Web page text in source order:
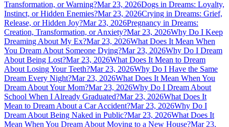
Transformation, or Warning?Mar 23, 2026Dogs in Dreams: Loyalty,
Instinct, or Hidden Enemies?Mar 23, 2026Crying in Dreams: Grief,
Release, or Hidden Joy?Mar 23, 2026Pregnancy in Dreams:
Creation, Transformation, or Anxiety?Mar 23, 2026Why Do I Keep
Dreaming About My Ex?Mar 23, 2026What Does It Mean When
You Dream About Someone Dying?Mar 23, 2026Why Do I Dream
About Being Lost?Mar 23, 2026What Does It Mean to Dream
About Losing Your Teeth?Mar 23, 2026Why Do I Have the Same
Dream Every Night?Mar 23, 2026What Does It Mean When You
Dream About Your Mom?Mar 23, 2026Why Do I Dream About
School When I Already Graduated?Mar 23, 2026What Does It
Mean to Dream About a Car Accident?Mar 23, 2026Why Do I
Dream About Being Naked in Public?Mar 23, 2026What Does It
Mean When You Dream About Moving to a New House?Mar 23,